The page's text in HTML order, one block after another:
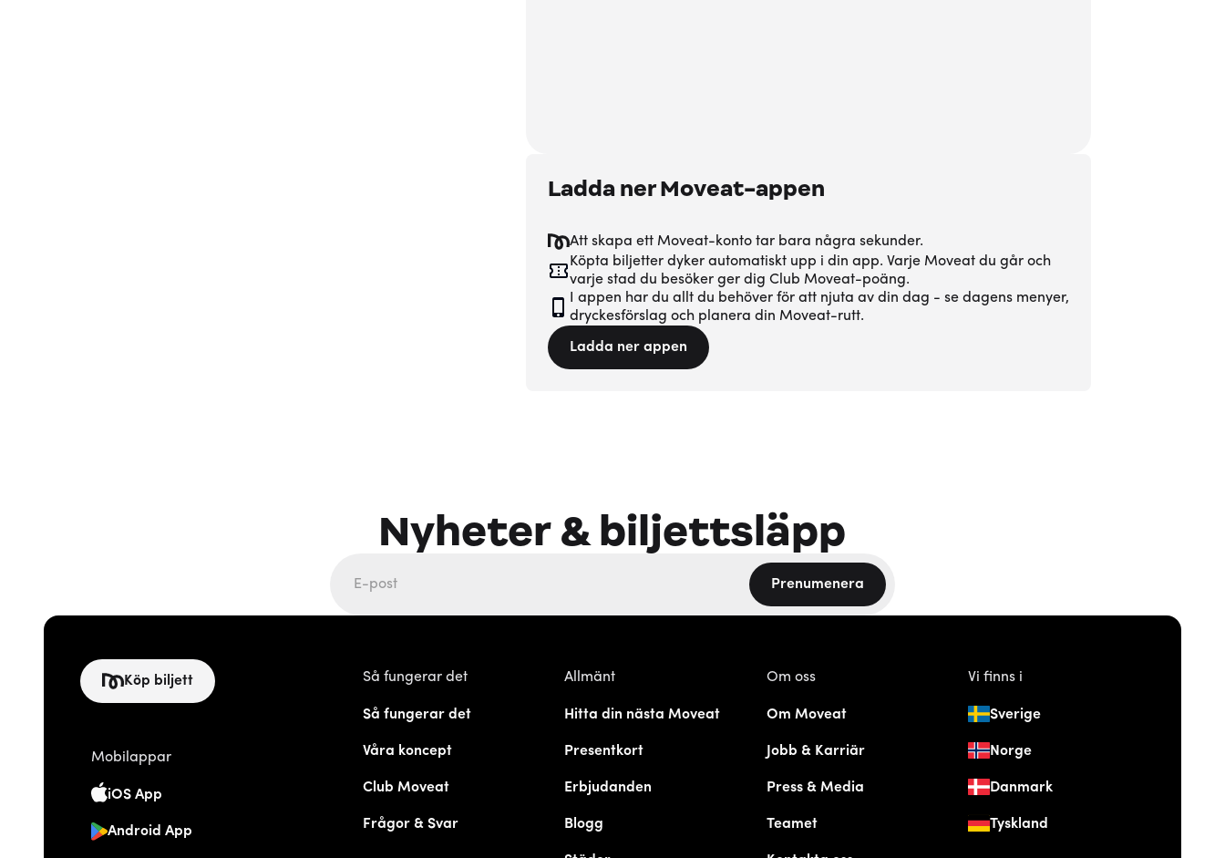
Ladda ner Moveat-appen
Att skapa ett Moveat-konto tar bara några sekunder.
Köpta biljetter dyker automatiskt upp i din app. Varje Moveat du går och
varje stad du besöker ger dig Club Moveat-poäng.
I appen har du allt du behöver för att njuta av din dag - se dagens menyer,
dryckesförslag och planera din Moveat-rutt.
Ladda ner appen
Nyheter & biljettsläpp
Prenumenera
Köp biljett
Mobilappar
iOS App
Android App
Så fungerar det
Så fungerar det
Våra koncept
Club Moveat
Frågor & Svar
Allmänt
Hitta din nästa Moveat
Presentkort
Erbjudanden
Blogg
Om oss
Om Moveat
Jobb & Karriär
Press & Media
Teamet
Vi finns i
Sverige
Norge
Danmark
Tyskland